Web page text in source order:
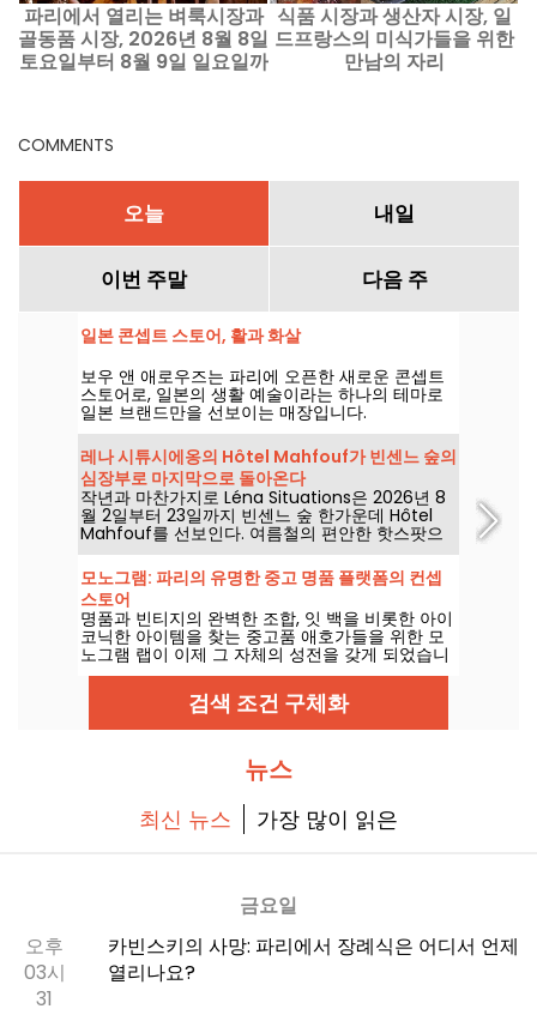
파리에서 열리는 벼룩시장과
골동품 시장, 2026년 8월 8일
토요일부터 8월 9일 일요일까
식품 시장과 생산자 시장, 일
드프랑스의 미식가들을 위한
만남의 자리
COMMENTS
오늘 내일
이번 주말 다음 주
일본 콘셉트 스토어, 활과 화살
보우 앤 애로우즈는 파리에 오픈한 새로운 콘셉트
스토어로, 일본의 생활 예술이라는 하나의 테마로
일본 브랜드만을 선보이는 매장입니다.
레나 시튜시에옹의 Hôtel Mahfouf가 빈센느 숲의
심장부로 마지막으로 돌아온다
작년과 마찬가지로 Léna Situations은 2026년 8
월 2일부터 23일까지 빈센느 숲 한가운데 Hôtel
Mahfouf를 선보인다. 여름철의 편안한 핫스팟으
로, 8월 브이로그와 쇼핑, 채식 간식과 휴식이 어우
러진 한여름의 분위기 속에 다가오는 노스탤지아를
남긴다.
모노그램: 파리의 유명한 중고 명품 플랫폼의 컨셉
스토어
명품과 빈티지의 완벽한 조합, 잇 백을 비롯한 아이
코닉한 아이템을 찾는 중고품 애호가들을 위한 모
노그램 랩이 이제 그 자체의 성전을 갖게 되었습니
다. 인증부터 맞춤 제작까지, 이 꾸뛰르 콘셉트 스토
어에서는 마음에 드는 아이템을 위한 다양한 서비
스를 제공합니다.검색 조건 구체화
뉴스
최신 뉴스 가장 많이 읽은
금요일
오후
03시
31
카빈스키의 사망: 파리에서 장례식은 어디서 언제
열리나요?